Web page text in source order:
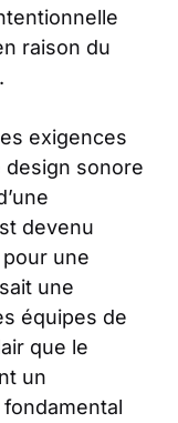
raison du
exigences
design sonore
devenu
une
une
équipes de
que le
un